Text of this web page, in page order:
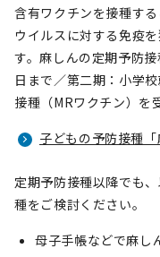
含有ワクチンを接種す
ウイルスに対する免疫
す。麻しんの定期予防
日まで／第二期：小学
接種（MRワクチン）を
子どもの予防接種「
定期予防接種以降でも
種をご検討ください。
母子手帳などで麻し